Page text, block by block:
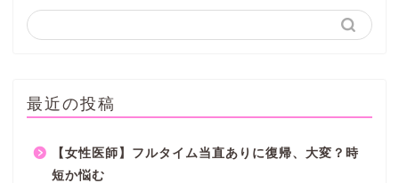
最近の投稿
【女性医師】フルタイム当直ありに復帰、大変？時
短か悩む